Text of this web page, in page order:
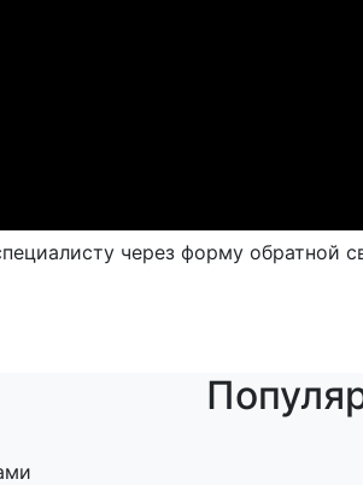
через форму обратной